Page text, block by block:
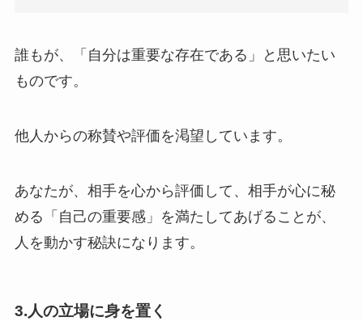
誰もが、「自分は重要な存在である」と思いたい
ものです。
他人からの称賛や評価を渇望しています。
あなたが、相手を心から評価して、相手が心に秘
める「自己の重要感」を満たしてあげることが、
人を動かす秘訣になります。
3.人の立場に身を置く